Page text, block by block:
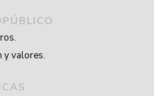
y valores.